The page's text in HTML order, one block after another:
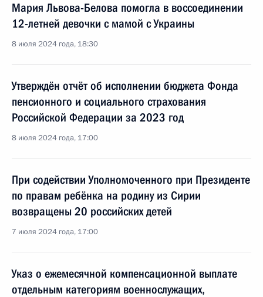
Мария Львова-Белова помогла в воссоединении
12-летней девочки с мамой с Украины
8 июля 2024 года, 18:30
Утверждён отчёт об исполнении бюджета Фонда
пенсионного и социального страхования
Российской Федерации за 2023 год
8 июля 2024 года, 17:00
При содействии Уполномоченного при Президенте
по правам ребёнка на родину из Сирии
возвращены 20 российских детей
7 июля 2024 года, 17:00
Указ о ежемесячной компенсационной выплате
отдельным категориям военнослужащих,